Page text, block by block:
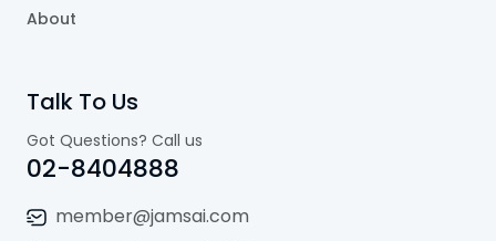
About
Talk To Us
Got Questions? Call us
02-8404888
member@jamsai.com